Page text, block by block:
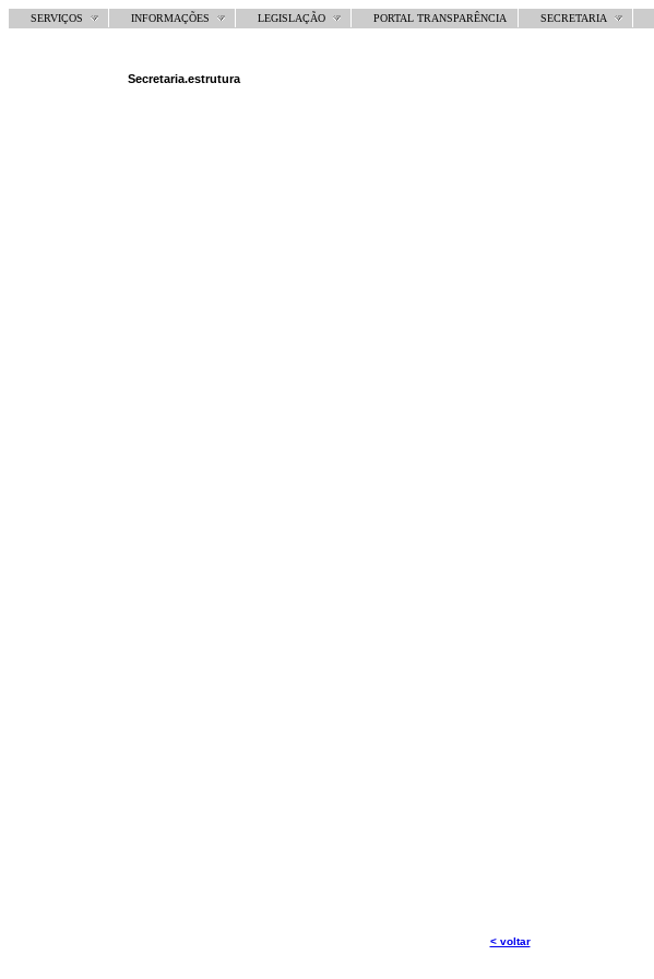
SERVIÇOS INFORMAÇÕES LEGISLAÇÃO PORTAL TRANSPARÊNCIA SECRETARIA
Secretaria.estrutura
< voltar